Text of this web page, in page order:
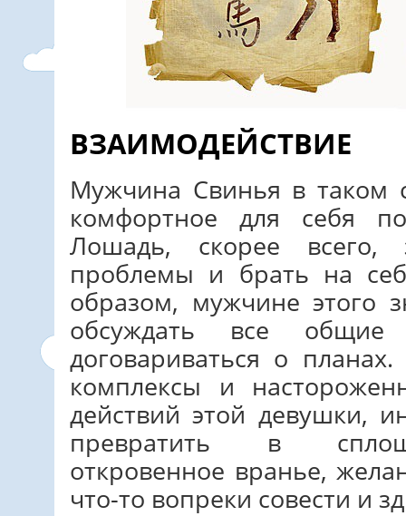
ВЗАИМОДЕЙСТВИЕ
Мужчина Свинья в таком
комфортное для себя
Лошадь, скорее всего,
проблемы и брать на
образом, мужчине этого
обсуждать все
договариваться о
комплексы и
действий этой девушки,
превратить в
откровенное вранье,
что-то вопреки совести и